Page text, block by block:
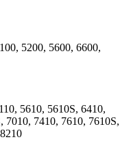
5200, 5600, 6600,
5610, 5610S, 6410,
7010, 7410, 7610, 7610S,